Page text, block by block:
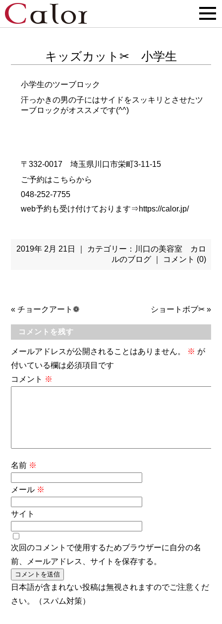
キッズカット✂ 小学生
小学生のツーブロック
汗っかきの男の子にはサイドをスッキリとさせたツ
ーブロックがオススメです(^^)
〒332-0017 埼玉県川口市栄町3-11-15
ご予約はこちらから
048-252-7755
web予約も受け付けております⇒https://calor.jp/
2019年 2月 21日 ｜ カテゴリー： 川口の美容室 カロ
ルのブログ｜ コメント (0)
«チョークアート❁ ショートボブ✂»
コメントを残す
メールアドレスが公開されることはありません。 ※ が
付いている欄は必須項目です
コメント ※
名前 ※
メール ※
サイト
次回のコメントで使用するためブラウザーに自分の名
前、メールアドレス、サイトを保存する。
日本語が含まれない投稿は無視されますのでご注意くだ
さい。（スパム対策）